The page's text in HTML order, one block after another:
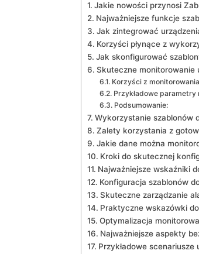
Jakie nowości przynosi
Najważniejsze funkcje
Jak zintegrować
Korzyści płynące z
Jak skonfigurować
Skuteczne monitorowanie
Korzyści z
Przykładowe
Podsumowanie:
Wykorzystanie szablonów
Zalety korzystania z
Jakie⁤ dane można
Kroki do skutecznej
Najważniejsze wskaźniki
Konfiguracja szablonów
Skuteczne zarządzanie
Praktyczne wskazówki
Optymalizacja
Najważniejsze aspekty
Przykładowe